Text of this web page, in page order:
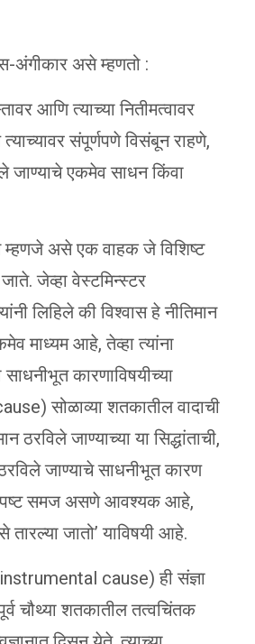
अंगीकार असे म्हणतो :
आणि त्याच्या नितीमत्वावर
संपूर्णपणे विसंबून राहणे,
जाण्याचे एकमेव साधन किंवा
म्हणजे असे एक वाहक जे विशिष्ट
जेव्हा वेस्टमिन्स्टर
लिहिले की विश्वास हे नीतिमान
माध्यम आहे, तेव्हा त्यांना
साधनीभूत कारणाविषयीच्या
सोळाव्या शतकातील वादाची
ठरविले जाण्याच्या या सिद्धांताची,
जाण्याचे साधनीभूत कारण
समज असणे आवश्यक आहे,
जातो’ याविषयी आहे.
cause) ही संज्ञा
चौथ्या शतकातील तत्वचिंतक